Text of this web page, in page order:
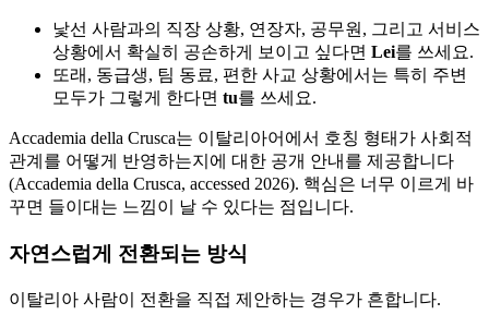
낯선 사람과의 직장 상황, 연장자, 공무원, 그리고 서비스
상황에서 확실히 공손하게 보이고 싶다면 Lei를 쓰세요.
또래, 동급생, 팀 동료, 편한 사교 상황에서는 특히 주변
모두가 그렇게 한다면 tu를 쓰세요.
Accademia della Crusca는 이탈리아어에서 호칭 형태가 사회적
관계를 어떻게 반영하는지에 대한 공개 안내를 제공합니다
(Accademia della Crusca, accessed 2026). 핵심은 너무 이르게 바
꾸면 들이대는 느낌이 날 수 있다는 점입니다.
자연스럽게 전환되는 방식
이탈리아 사람이 전환을 직접 제안하는 경우가 흔합니다.